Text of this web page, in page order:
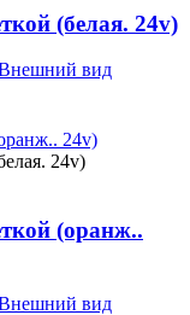
(белая. 24v)
вид
(оранж..
вид